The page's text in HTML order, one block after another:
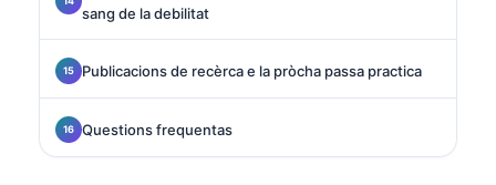
sang de la debilitat
Publicacions de recèrca e la pròcha passa practica
Questions frequentas